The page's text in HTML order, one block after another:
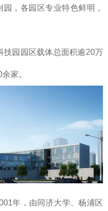
，各园区专业特色鲜明，
技园园区载体总面积逾20万
家。
年，由同济大学、杨浦区